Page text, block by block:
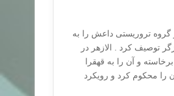
گروه تروریستی داعش را به
توصیف کرد . الازهر در
و آن را به قهقرا
را محکوم کرد و رویکرد